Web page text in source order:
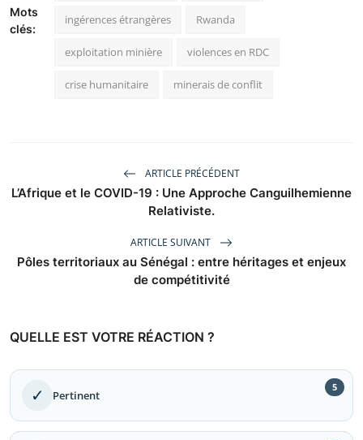
Mots
clés:
ingérences étrangères Rwanda
exploitation minière violences en RDC
crise humanitaire minerais de conflit
ARTICLE PRÉCÉDENT
L’Afrique et le COVID-19 : Une Approche Canguilhemienne
Relativiste.
ARTICLE SUIVANT
Pôles territoriaux au Sénégal : entre héritages et enjeux
de compétitivité
QUELLE EST VOTRE RÉACTION ?
✓ Pertinent
5